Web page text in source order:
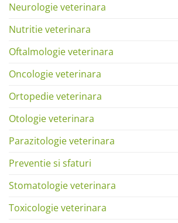
Neurologie veterinara
Nutritie veterinara
Oftalmologie veterinara
Oncologie veterinara
Ortopedie veterinara
Otologie veterinara
Parazitologie veterinara
Preventie si sfaturi
Stomatologie veterinara
Toxicologie veterinara